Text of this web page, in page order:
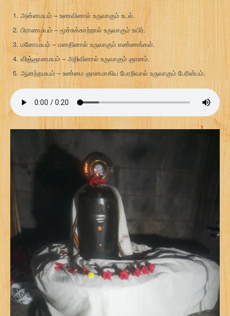
அன்னமயம் – உணவினால் உருவாகும் உடல்.
பிராணமயம் – மூச்சுக்காற்றால் உருவாகும் உயிர்.
மனோமயம் – மனதினால் உருவாகும் எண்ணங்கள்.
விஞ்ஞானமயம் – அறிவினால் உருவாகும் ஞானம்.
ஆனந்தமயம் – உண்மை ஞானமாகிய பேரறிவால் உருவாகும் பேரின்பம்.